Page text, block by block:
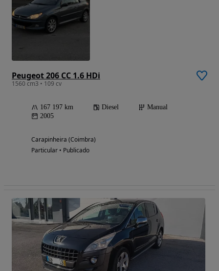
Peugeot 206 CC 1.6 HDi
1560 cm3 • 109 cv
167 197 km Diesel
Manual
2005
Carapinheira (Coimbra)
Particular • Publicado